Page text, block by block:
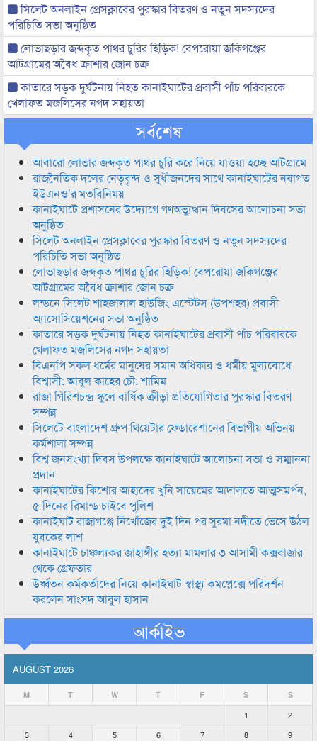
সিলেট অনলাইন প্রেসক্লাবের পুরস্কার বিতরণ ও নতুন সদস্যদের
পরিচিতি সভা অনুষ্ঠিত
লোভাছড়ার জব্দকৃত পাথর চুরির হিড়িক! বেপরোয়া জকিগঞ্জের
আটগ্রামের অবৈধ ক্রাশার জোন চক্র
কাতারে সড়ক দুর্ঘটনায় নিহত কানাইঘাটের প্রবাসী পাঁচ পরিবারকে
খেলাফত মজলিসের নগদ সহায়তা
সর্বশেষ
আবারো লোভার জব্দকৃত পাথর চুরি করে নিয়ে যাওয়া হচ্ছে আটগ্রামে
রাজনৈতিক দলের নেতৃবৃন্দ ও সুধীজনদের সাথে কানাইঘাটের নবাগত
ইউএনও’র মতবিনিময়
কানাইঘাটে প্রশাসনের উদ্যোগে গণঅভ্যুত্থান দিবসের আলোচনা সভা
অনুষ্ঠিত
সিলেট অনলাইন প্রেসক্লাবের পুরস্কার বিতরণ ও নতুন সদস্যদের
পরিচিতি সভা অনুষ্ঠিত
লোভাছড়ার জব্দকৃত পাথর চুরির হিড়িক! বেপরোয়া জকিগঞ্জের
আটগ্রামের অবৈধ ক্রাশার জোন চক্র
লন্ডনে সিলেট শাহজালাল হাউজিং এস্টেটস (উপশহর) প্রবাসী
অ্যাসোসিয়েশনের সভা অনুষ্ঠিত
কাতারে সড়ক দুর্ঘটনায় নিহত কানাইঘাটের প্রবাসী পাঁচ পরিবারকে
খেলাফত মজলিসের নগদ সহায়তা
বিএনপি সকল ধর্মের মানুষের সমান অধিকার ও ধর্মীয় মুল্যবোধে
বিশ্বাসী: আবুল কাহের চৌ: শামিম
রাজা গিরিশচন্দ্র স্কুলে বার্ষিক ক্রীড়া প্রতিযোগিতার পুরস্কার বিতরণ
সম্পন্ন
সিলেটে বাংলাদেশ গ্রুপ থিয়েটার ফেডারেশানের বিভাগীয় অভিনয়
কর্মশালা সম্পন্ন
বিশ্ব জনসংখ্যা দিবস উপলক্ষে কানাইঘাটে আলোচনা সভা ও সম্মাননা
প্রদান
কানাইঘাটের কিশোর আহাদের খুনি সায়েমের আদালতে আত্মসমর্পন,
৫ দিনের রিমান্ড চাইবে পুলিশ
কানাইঘাট রাজাগঞ্জে নিখোঁজের দুই দিন পর সুরমা নদীতে ভেসে উঠল
যুবকের লাশ
কানাইঘাটে চাঞ্চল্যকর জাহাঙ্গীর হত্যা মামলার ৩ আসামী কক্সবাজার
থেকে গ্রেফতার
উর্ধ্বতন কর্মকর্তাদের নিয়ে কানাইঘাট স্বাস্থ্য কমপ্লেক্সে পরিদর্শন
করলেন সাংসদ আবুল হাসান
আর্কাইভ
AUGUST 2026
M T W T F S S
1
2
3
4 5 6 7 8 9